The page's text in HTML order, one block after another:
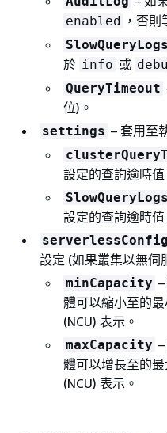
enabled ，否則
SlowQueryLogs
於 info 或
QueryTimeout
位)。
settings – 套用至
設定的查詢逾時
設定的查詢逾時
設定 (如果叢集以無伺
minCapacity
體可以縮小至的
(NCU) 表示。
maxCapacity
體可以增長至的
(NCU) 表示。